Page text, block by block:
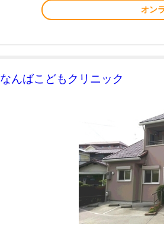
オン
なんばこどもクリニック